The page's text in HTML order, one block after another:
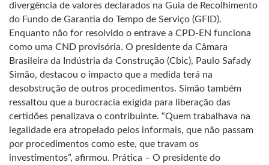
divergência de valores declarados na Guia de Recolhimento
do Fundo de Garantia do Tempo de Serviço (GFID).
Enquanto não for resolvido o entrave a CPD-EN funciona
como uma CND provisória. O presidente da Câmara
Brasileira da Indústria da Construção (Cbic), Paulo Safady
Simão, destacou o impacto que a medida terá na
desobstrução de outros procedimentos. Simão também
ressaltou que a burocracia exigida para liberação das
certidões penalizava o contribuinte. “Quem trabalhava na
legalidade era atropelado pelos informais, que não passam
por procedimentos como este, que travam os
investimentos”, afirmou. Prática – O presidente do